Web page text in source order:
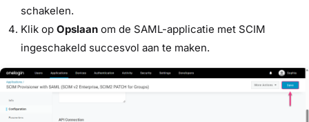
schakelen.
Klik op Opslaan om de SAML-applicatie met SCIM
ingeschakeld succesvol aan te maken.